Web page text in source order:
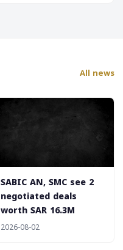
All news
‎SABIC AN, SMC see 2
negotiated deals
worth SAR 16.3M
2026-08-02